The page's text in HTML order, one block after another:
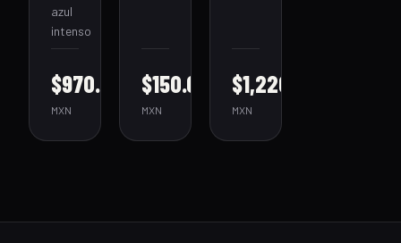
azul
intenso
$970.00
MXN
$150.00
MXN
$1,220.00
MXN